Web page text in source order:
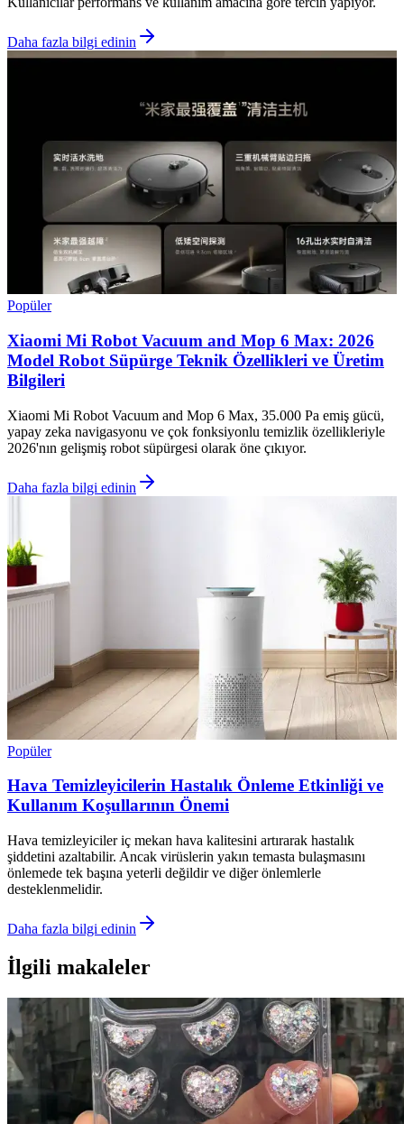
Daha fazla bilgi edinin
Popüler
Xiaomi Mi Robot Vacuum and Mop 6 Max: 2026
Model Robot Süpürge Teknik Özellikleri ve Üretim
Bilgileri
Xiaomi Mi Robot Vacuum and Mop 6 Max, 35.000 Pa emiş gücü,
yapay zeka navigasyonu ve çok fonksiyonlu temizlik özellikleriyle
2026'nın gelişmiş robot süpürgesi olarak öne çıkıyor.
Daha fazla bilgi edinin
Popüler
Hava Temizleyicilerin Hastalık Önleme Etkinliği ve
Kullanım Koşullarının Önemi
Hava temizleyiciler iç mekan hava kalitesini artırarak hastalık
şiddetini azaltabilir. Ancak virüslerin yakın temasta bulaşmasını
önlemede tek başına yeterli değildir ve diğer önlemlerle
desteklenmelidir.
Daha fazla bilgi edinin
İlgili makaleler